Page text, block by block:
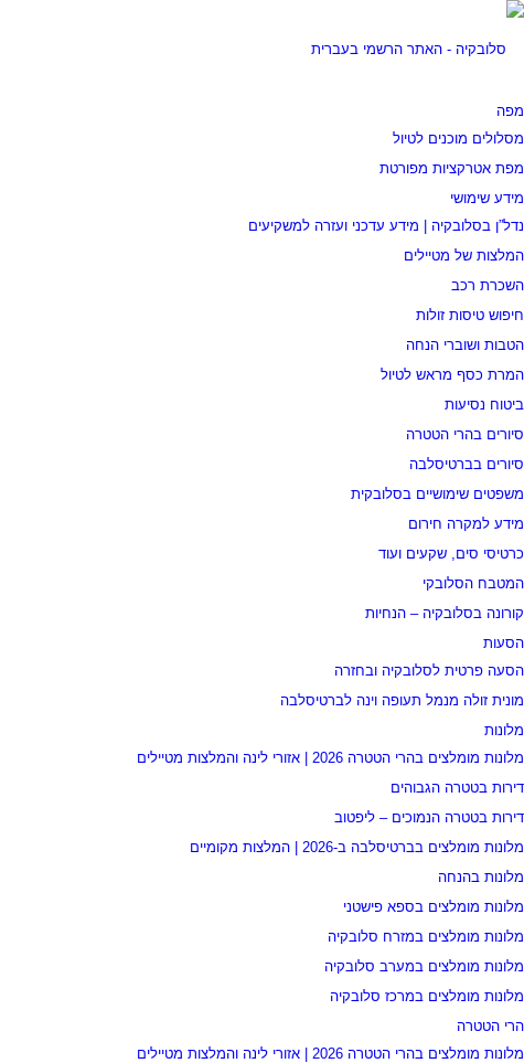
מפה
מסלולים מוכנים לטיול
מפת אטרקציות מפורטת
מידע שימושי
נדל”ן בסלובקיה | מידע עדכני ועזרה למשקיעים
המלצות של מטיילים
השכרת רכב
חיפוש טיסות זולות
הטבות ושוברי הנחה
המרת כסף מראש לטיול
ביטוח נסיעות
סיורים בהרי הטטרה
סיורים בברטיסלבה
משפטים שימושיים בסלובקית
מידע למקרה חירום
כרטיסי סים, שקעים ועוד
המטבח הסלובקי
קורונה בסלובקיה – הנחיות
הסעות
הסעה פרטית לסלובקיה ובחזרה
מונית זולה מנמל תעופה וינה לברטיסלבה
מלונות
מלונות מומלצים בהרי הטטרה 2026 | אזורי לינה והמלצות מטיילים
דירות בטטרה הגבוהים
דירות בטטרה הנמוכים – ליפטוב
מלונות מומלצים בברטיסלבה ב-2026 | המלצות מקומיים
מלונות בהנחה
מלונות מומלצים בספא פישטני
מלונות מומלצים במזרח סלובקיה
מלונות מומלצים במערב סלובקיה
מלונות מומלצים במרכז סלובקיה
הרי הטטרה
מלונות מומלצים בהרי הטטרה 2026 | אזורי לינה והמלצות מטיילים